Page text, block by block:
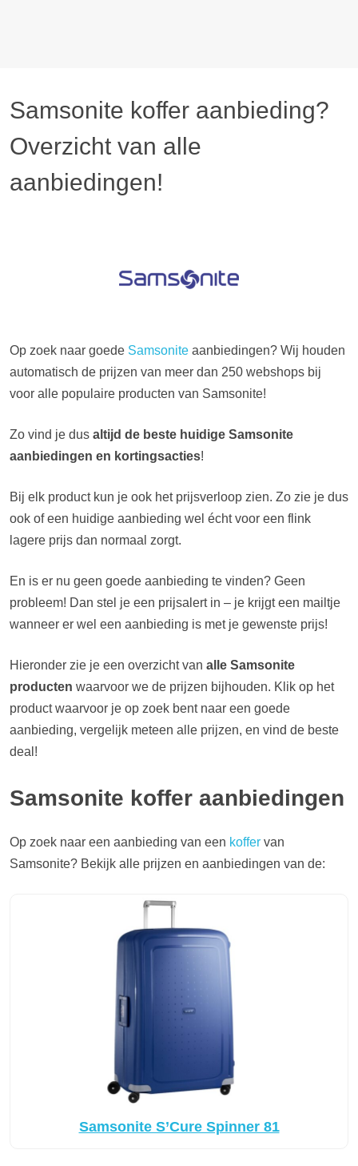
Samsonite koffer aanbieding?
Overzicht van alle
aanbiedingen!
Op zoek naar goede Samsonite aanbiedingen? Wij houden
automatisch de prijzen van meer dan 250 webshops bij
voor alle populaire producten van Samsonite!
Zo vind je dus altijd de beste huidige Samsonite
aanbiedingen en kortingsacties!
Bij elk product kun je ook het prijsverloop zien. Zo zie je dus
ook of een huidige aanbieding wel écht voor een flink
lagere prijs dan normaal zorgt.
En is er nu geen goede aanbieding te vinden? Geen
probleem! Dan stel je een prijsalert in – je krijgt een mailtje
wanneer er wel een aanbieding is met je gewenste prijs!
Hieronder zie je een overzicht van alle Samsonite
producten waarvoor we de prijzen bijhouden. Klik op het
product waarvoor je op zoek bent naar een goede
aanbieding, vergelijk meteen alle prijzen, en vind de beste
deal!
Samsonite koffer aanbiedingen
Op zoek naar een aanbieding van een koffer van
Samsonite? Bekijk alle prijzen en aanbiedingen van de:
Samsonite S’Cure Spinner 81